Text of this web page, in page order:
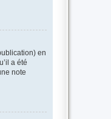
en
a été
note